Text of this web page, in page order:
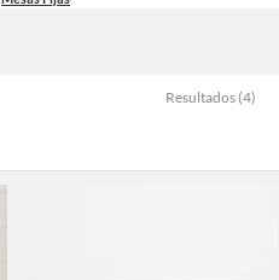
Resultados (4)